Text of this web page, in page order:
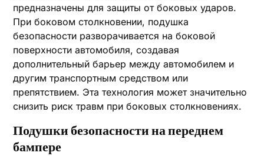
предназначены для защиты от боковых ударов.
При боковом столкновении, подушка
безопасности разворачивается на боковой
поверхности автомобиля, создавая
дополнительный барьер между автомобилем и
другим транспортным средством или
препятствием. Эта технология может значительно
снизить риск травм при боковых столкновениях.
Подушки безопасности на переднем
бампере